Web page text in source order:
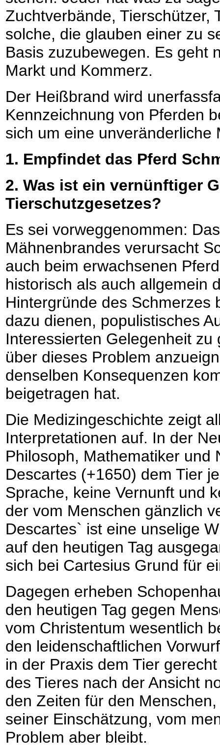
Zuchtverbände, Tierschützer,
solche, die glauben einer zu
Basis zuzubewegen. Es geht
Markt und Kommerz.
Der Heißbrand wird
Kennzeichnung von Pferden
sich um eine unveränderliche
1. Empfindet das Pferd
2. Was ist ein vernünftiger
Tierschutzgesetzes?
Es sei vorweggenommen:
Mähnenbrandes verursacht
auch beim erwachsenen
historisch als auch allgemein
Hintergründe des Schmerzes
dazu dienen, populistisches
Interessierten Gelegenheit
über dieses Problem
denselben Konsequenzen
beigetragen hat.
Die Medizingeschichte zeigt
Interpretationen auf. In der
Philosoph, Mathematiker und
Descartes (+1650) dem Tier
Sprache, keine Vernunft und
der vom Menschen gänzlich
Descartes` ist eine unselige
auf den heutigen Tag
sich bei Cartesius Grund für
Dagegen erheben
den heutigen Tag gegen
vom Christentum wesentlich
den leidenschaftlichen
in der Praxis dem Tier
des Tieres nach der Ansicht
den Zeiten für den
seiner Einschätzung, vom
Problem aber bleibt.